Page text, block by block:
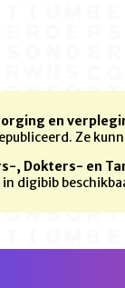
en
Ze
, Dokters- en
digibib